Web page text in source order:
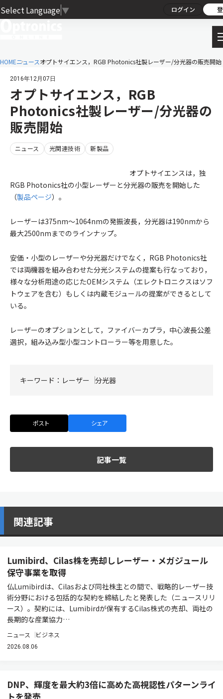
Select Language ▼ ログイン
HOMEニュースオプトサイエンス，RGB Photonics社製レーザー/分光器の販売開始
2016年12月07日
オプトサイエンス，RGB
Photonics社製レーザー/分光器の
販売開始
ニュース 光関連技術 新製品
オプトサイエンスは，独
RGB Photonics社の小型レーザーと分光器の販売を開始した
（製品ページ）。
レーザーは375nm～1064nmの発振波長，分光器は190nmから
最大2500nmまでのラインナップ。
安価・小型のレーザーや分光器だけでなく，RGB Photonics社
では両機器を組み合わせた分光システムの提案も行なっており，
様々な分析用途の応じたOEMシステム（エレクトロニクスはソフ
トウェアを含む）もしくは内蔵モジュールの提案ができるとして
いる。
レーザーのオプションとして，ファイバーカプラ，中心波長公差
選択，組み込み型小型コントローラー等を用意した。
キーワード： レーザー 分光器
ポスト シェア
記事一覧
関連記事
Lumibird、Cilas株を売却しレーザー・メガジュール
保守事業を取得
仏Lumibirdは、Cilasおよび同社株主との間で、戦略的レーザー技
術分野における包括的な契約を締結したと発表した（ニュースリリ
ース）。契約には、Lumibirdが保有するCilas株式の売却、両社の
長期的な産業協力…
ニュース ビジネス
2026.08.06
DNP、輝度を最大約3倍に高めた高視認性パターンライ
トを発売